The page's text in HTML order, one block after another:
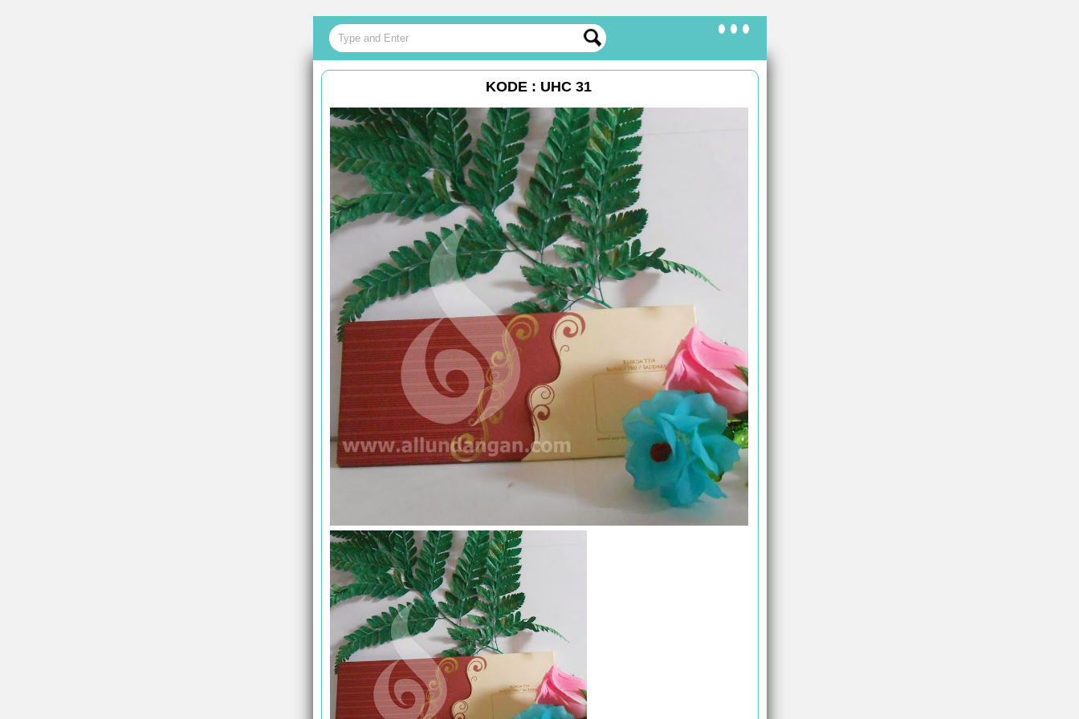
KODE : UHC 31